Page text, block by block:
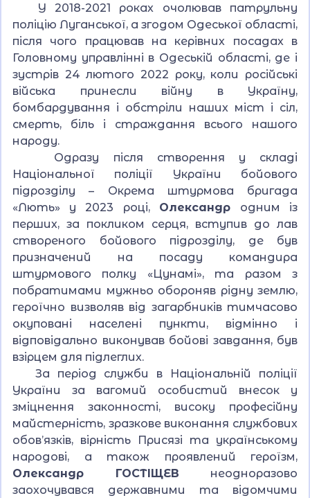
У 2018-2021 роках очолював патрульну
поліцію Луганської, а згодом Одеської області,
після чого працював на керівних посадах в
Головному управлінні в Одеській області, де і
зустрів 24 лютого 2022 року, коли російські
війська принесли війну в Україну,
бомбардування і обстріли наших міст і сіл,
смерть, біль і страждання всього нашого
народу.
Одразу після створення у складі
Національної поліції України бойового
підрозділу – Окрема штурмова бригада
«Лють» у 2023 році, Олександр одним із
перших, за покликом серця, вступив до лав
створеного бойового підрозділу, де був
призначений на посаду командира
штурмового полку «Цунамі», та разом з
побратимами мужньо обороняв рідну землю,
героїчно визволяв від загарбників тимчасово
окуповані населені пункти, відмінно і
відповідально виконував бойові завдання, був
взірцем для підлеглих.
За період служби в Національній поліції
України за вагомий особистий внесок у
зміцнення законності, високу професійну
майстерність, зразкове виконання службових
обов’язків, вірність Присязі та українському
народові, а також проявлений героїзм,
Олександр ГОСТІЩЕВ неодноразово
заохочувався державними та відомчими